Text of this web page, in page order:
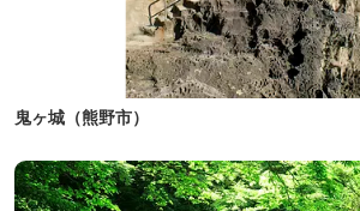
鬼ヶ城（熊野市）